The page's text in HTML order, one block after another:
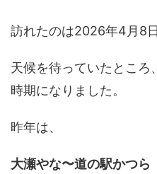
訪れたのは2026年4月8日
天候を待っていたところ
時期になりました。
昨年は、
大瀬やな〜道の駅かつら